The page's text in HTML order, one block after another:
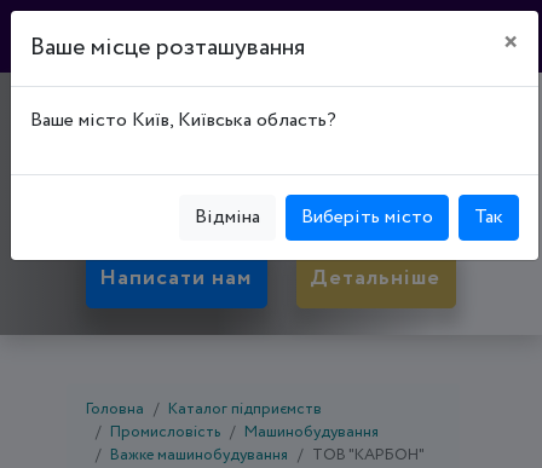
"КАРБОН"
н, вул. Бірюзова, буд. 53
Написати нам Детальніше
Головна
Каталог підприємств
Промисловість
Машинобудування
Важке машинобудування
ТОВ "КАРБОН"
Ваше місце розташування ×
Ваше місто Київ, Київська область?
Відміна Виберіть місто Так